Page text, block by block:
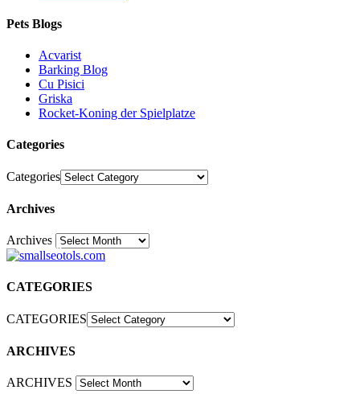
Pets Blogs
Acvarist
Barking Blog
Cu Pisici
Griska
Rocket-Koning der Spielplatze
Categories
Categories
Archives
Archives30
CATEGORIES
CATEGORIES
ARCHIVES
ARCHIVES